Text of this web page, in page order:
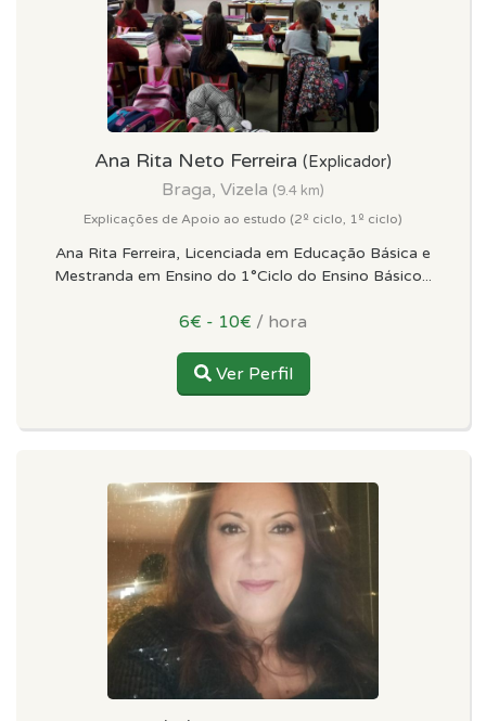
Ana Rita Neto Ferreira (Explicador)
Braga, Vizela (9.4 km)
Explicações de Apoio ao estudo (2º ciclo, 1º ciclo)
Ana Rita Ferreira, Licenciada em Educação Básica e
Mestranda em Ensino do 1°Ciclo do Ensino Básico...
6€ - 10€ / hora
Ver Perfil